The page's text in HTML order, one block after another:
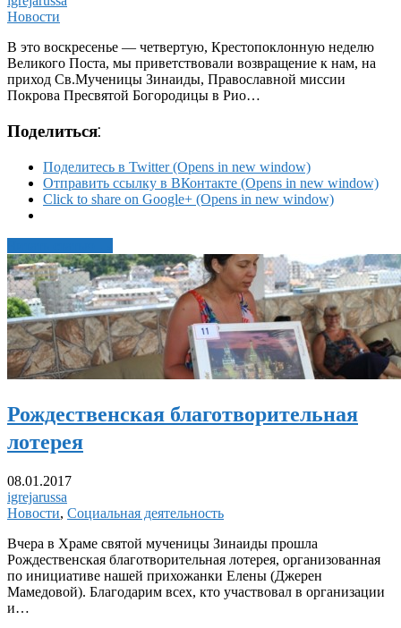
Новости
В это воскресенье — четвертую, Крестопоклонную неделю
Великого Поста, мы приветствовали возвращение к нам, на
приход Св.Мученицы Зинаиды, Православной миссии
Покрова Пресвятой Богородицы в Рио…
Поделиться:
Поделитесь в Twitter (Opens in new window)
Отправить ссылку в ВКонтакте (Opens in new window)
Click to share on Google+ (Opens in new window)
Рождественская благотворительная
лотерея
08.01.2017
igrejarussa
Новости, Социальная деятельность
Вчера в Храме святой мученицы Зинаиды прошла
Рождественская благотворительная лотерея, организованная
по инициативе нашей прихожанки Елены (Джерен
Мамедовой). Благодарим всех, кто участвовал в организации
и…